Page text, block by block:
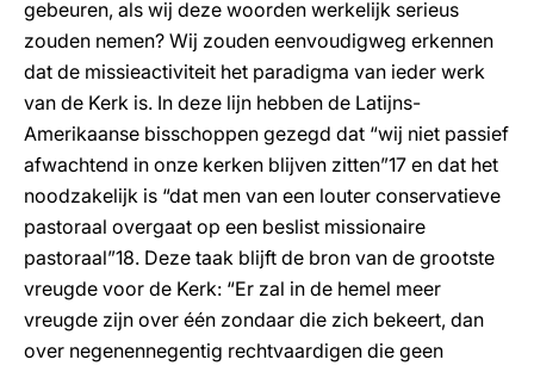
gebeuren, als wij deze woorden werkelijk serieus
zouden nemen? Wij zouden eenvoudigweg erkennen
dat de missieactiviteit het paradigma van ieder werk
van de Kerk is. In deze lijn hebben de Latijns-
Amerikaanse bisschoppen gezegd dat “wij niet passief
afwachtend in onze kerken blijven zitten”17 en dat het
noodzakelijk is “dat men van een louter conservatieve
pastoraal overgaat op een beslist missionaire
pastoraal”18. Deze taak blijft de bron van de grootste
vreugde voor de Kerk: “Er zal in de hemel meer
vreugde zijn over één zondaar die zich bekeert, dan
over negenennegentig rechtvaardigen die geen